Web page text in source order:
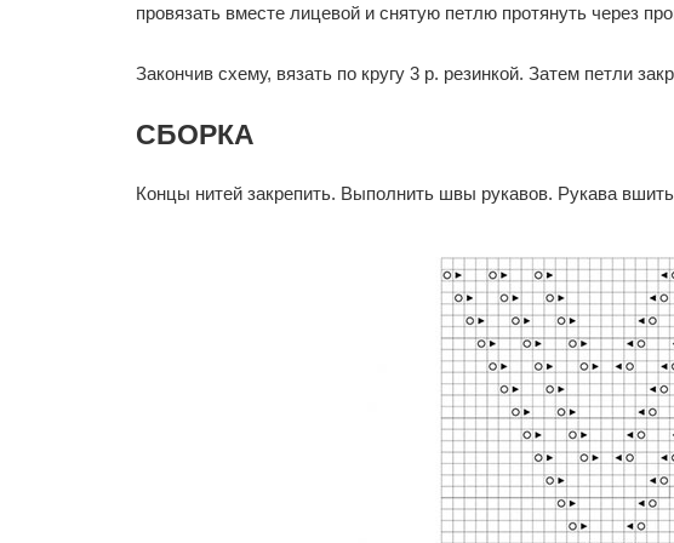
провязать вместе лицевой и снятую петлю протянуть через
Закончив схему, вязать по кругу 3 р. резинкой. Затем петли
СБОРКА
Концы нитей закрепить. Выполнить швы рукавов. Рукава